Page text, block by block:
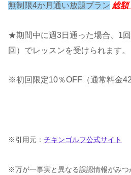
無制限4か月通い放題プラン 総額
★期間中に週3日通った場合、1
回）でレッスンを受けられます。
※初回限定10％OFF（通常料金
※引用元： チキンゴルフ公式サイト
※万が一事実と異なる誤認情報がみつ